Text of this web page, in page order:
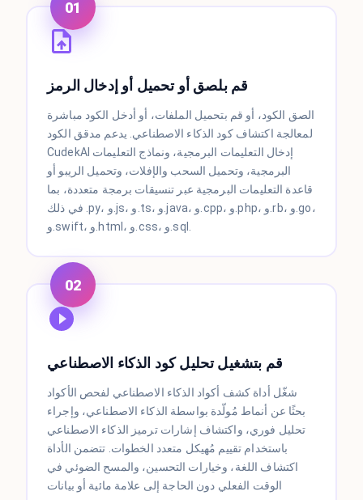
01
قم بلصق أو تحميل أو إدخال الرمز
الصق الكود، أو قم بتحميل الملفات، أو أدخل الكود مباشرة
لمعالجة اكتشاف كود الذكاء الاصطناعي. يدعم مدقق الكود
CudekAI إدخال التعليمات البرمجية، ونماذج التعليمات
البرمجية، وتحميل السحب والإفلات، وتحميل الريبو أو
قاعدة التعليمات البرمجية عبر تنسيقات برمجة متعددة، بما
في ذلك .py، و.js، و.ts، و.java، و.cpp، و.php، و.rb، و.go،
و.swift، و.html، و.css، و.sql.
02
قم بتشغيل تحليل كود الذكاء الاصطناعي
شغّل أداة كشف أكواد الذكاء الاصطناعي لفحص الأكواد
بحثًا عن أنماط مُولّدة بواسطة الذكاء الاصطناعي، وإجراء
تحليل فوري، واكتشاف إشارات ترميز الذكاء الاصطناعي
باستخدام تقييم مُهيكل متعدد الخطوات. تتضمن الأداة
اكتشاف اللغة، وخيارات التحسين، والمسح الضوئي في
الوقت الفعلي دون الحاجة إلى علامة مائية أو بيانات